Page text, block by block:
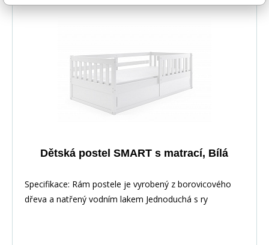
Dětská postel SMART s matrací, Bílá
Specifikace: Rám postele je vyrobený z borovicového
dřeva a natřený vodním lakem Jednoduchá s ry